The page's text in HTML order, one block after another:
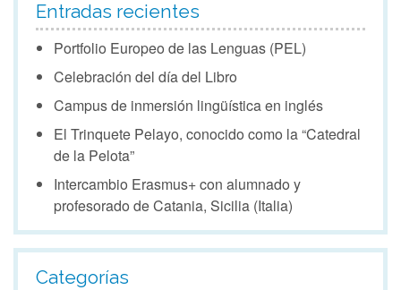
Entradas recientes
Portfolio Europeo de las Lenguas (PEL)
Celebración del día del Libro
Campus de inmersión lingüística en inglés
El Trinquete Pelayo, conocido como la “Catedral
de la Pelota”
Intercambio Erasmus+ con alumnado y
profesorado de Catania, Sicilia (Italia)
Categorías